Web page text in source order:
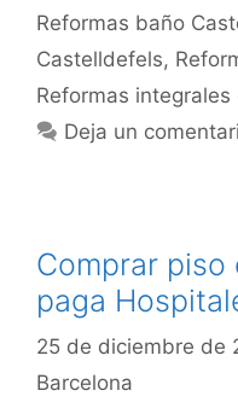
Reformas baño
Castelldefels,
Reformas
Deja un
Comprar piso
paga
25 de diciembre de
Barcelona